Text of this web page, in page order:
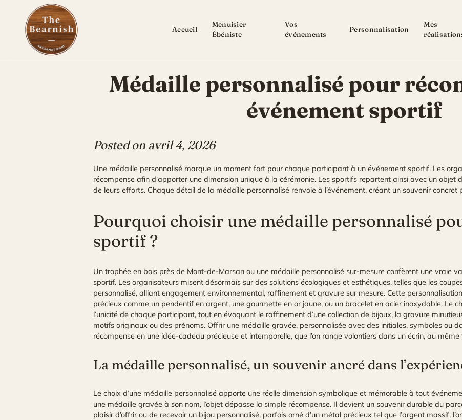
Accueil
Menuisier
Ébéniste
Vos
événements
Personnalisation
Mes
Médaille personnalisé pour
événement sportif
Posted on avril 4, 2026
Une médaille personnalisé marque un moment fort pour chaque participant à un événement sportif. Les
récompense afin d’apporter une dimension unique à la cérémonie. Les sportifs repartent ainsi avec un objet
de leurs efforts. Chaque détail de la médaille personnalisé renvoie à l’événement, créant un souvenir concret
Pourquoi choisir une médaille personnalisé
sportif ?
Untrophée en bois près de Mont-de-Marsan ou une médaille personnalisé sur-mesure confèrent une vraie
sportif. Les organisateurs misent désormais sur des solutions écologiques et esthétiques, telles que les
personnalisé, alliant engagement environnemental, raffinement et gravure sur mesure. Cette
précieux comme un pendentif en argent, une gourmette en or jaune, ou un bracelet en acier inoxydable. Le
l’unicité de chaque participant, tout en évoquant le raffinement d’une collection de bijoux, la gravure
motifs originaux ou des prénoms. Offrir une médaille gravée, personnalisée avec des initiales, symboles ou
récompense en une idée-cadeau précieuse et intemporelle, que l’on range volontiers dans un écrin, au
La médaille personnalisé, un souvenir ancré dans
Le choix d’une médaille personnalisé apporte une réelle dimension symbolique et mémorable à tout
une médaille gravée à son nom, l’objet dépasse la simple récompense. Il devient un souvenir durable du
plaisir d’offrir ou de recevoir un bijou personnalisé, parfois orné d’un métal précieux tel que l’argent massif,